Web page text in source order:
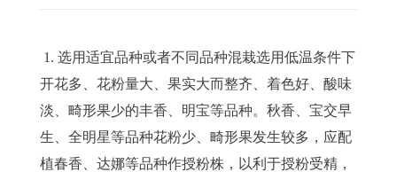
1. 选用适宜品种或者不同品种混栽选用低温条件下
开花多、花粉量大、果实大而整齐、着色好、酸味
淡、畸形果少的丰香、明宝等品种。秋香、宝交早
生、全明星等品种花粉少、畸形果发生较多，应配
植春香、达娜等品种作授粉株，以利于授粉受精，